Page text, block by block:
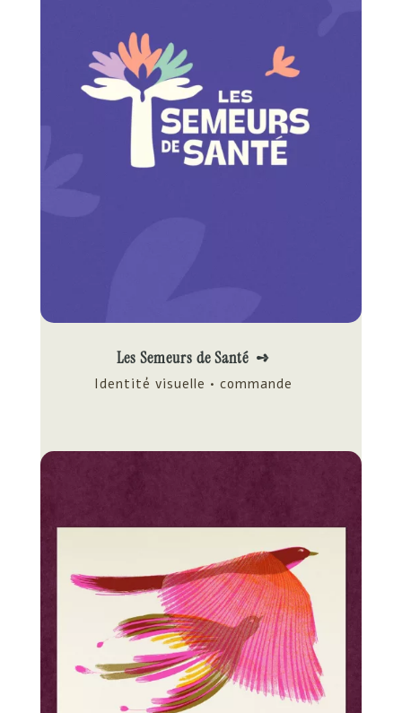
Les Semeurs de Santé ➺
Identité visuelle • commande